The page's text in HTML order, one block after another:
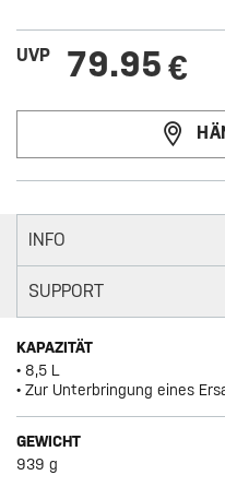
UVP 79.95 €
INFO
SUPPORT
KAPAZITÄT
• 8,5 L
• Zur Unterbringung eines
GEWICHT
939 g